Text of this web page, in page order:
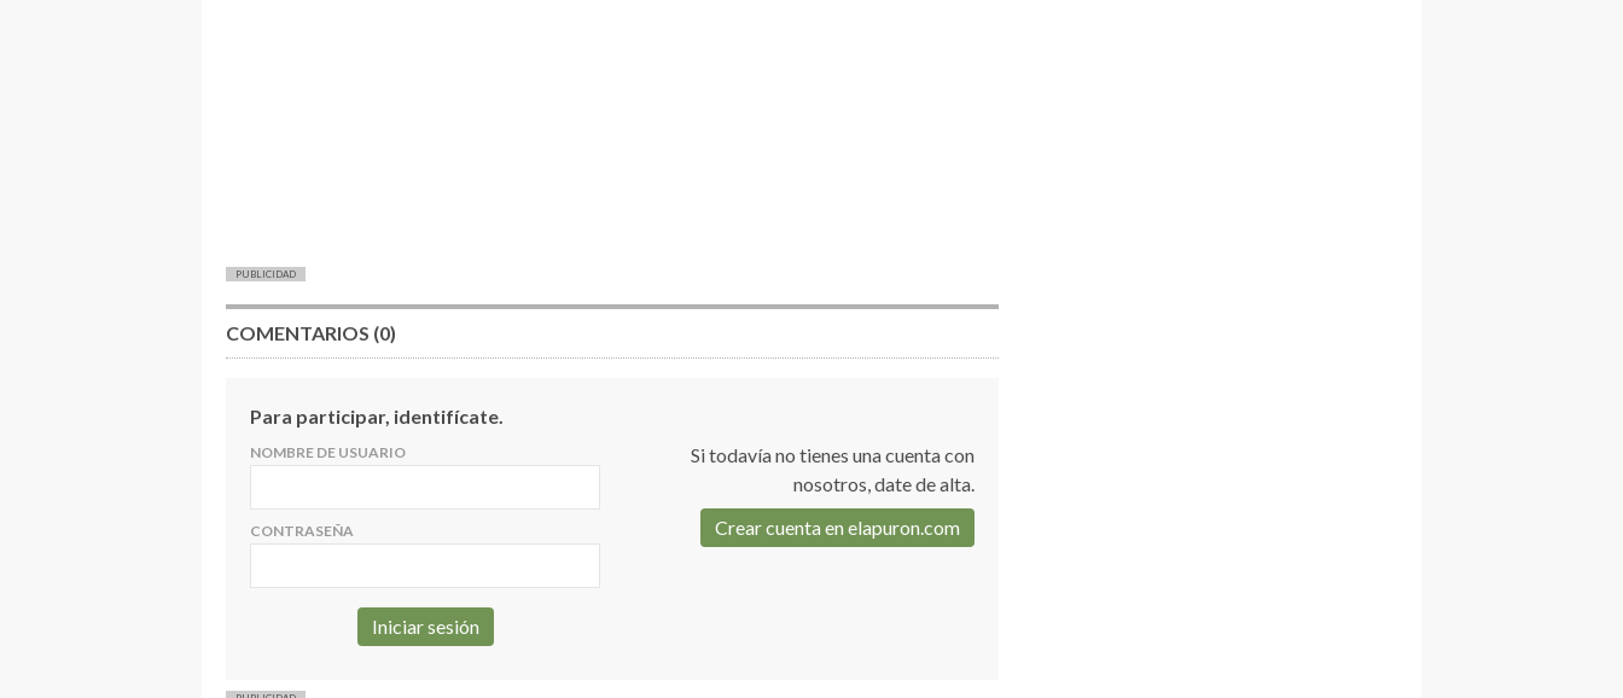
PUBLICIDAD
COMENTARIOS (0)
Para participar, identifícate.
NOMBRE DE USUARIO
CONTRASEÑA
Si todavía no tienes una cuenta con
nosotros, date de alta.
Crear cuenta en elapuron.com